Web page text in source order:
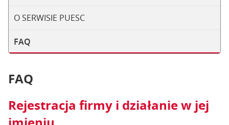
O SERWISIE PUESC
FAQ
FAQ
Rejestracja firmy i działanie w jej